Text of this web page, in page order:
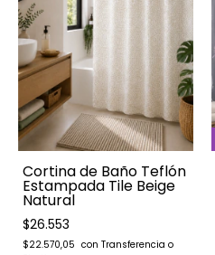
Cortina de Baño Teflón
Estampada Tile Beige
Natural
$26.553
$22.570,05